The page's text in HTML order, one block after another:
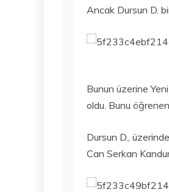
Ancak Dursun D.
Bunun üzerine
oldu. Bunu
Dursun D.,
Can Serkan